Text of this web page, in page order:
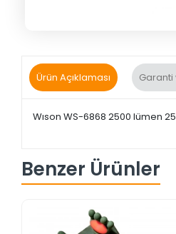
Ürün Açıklaması Garanti
Wıson WS-6868 2500 lümen
Benzer Ürünler